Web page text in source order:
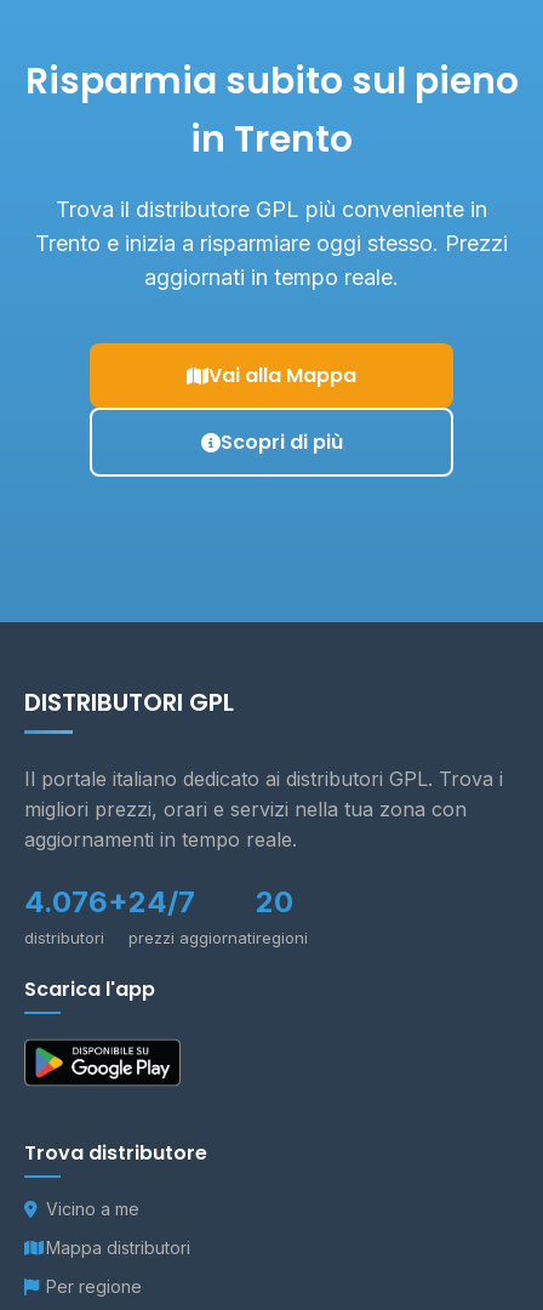
Risparmia subito sul pieno
in Trento
Trova il distributore GPL più conveniente in
Trento e inizia a risparmiare oggi stesso. Prezzi
aggiornati in tempo reale.
Vai alla Mappa
Scopri di più
DISTRIBUTORI GPL
Il portale italiano dedicato ai distributori GPL. Trova i
migliori prezzi, orari e servizi nella tua zona con
aggiornamenti in tempo reale.
4.076+
distributori
24/7
prezzi aggiornati
20
regioni
Scarica l'app
Trova distributore
Vicino a me
Mappa distributori
Per regione